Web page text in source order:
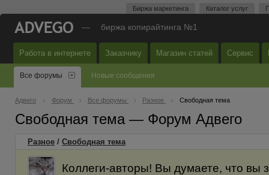
Биржа маркетинга Каталог услуг
— биржа копирайтинга №1
Работа в интернете Заказчику Магазин статей Сервис
Все форумы Новые сообщения
Адвего Форум Все форумы Разное Свободная тема
Свободная тема — Форум Адвего
Разное / Свободная тема
Коллеги-авторы! Вы думаете, что вы